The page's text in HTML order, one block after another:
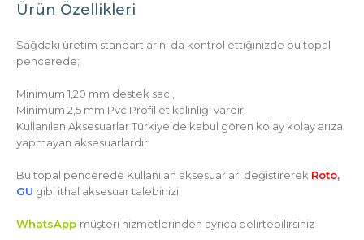
Ürün Özellikleri
Sağdaki üretim standartlarını da kontrol ettiğinizde bu topal
pencerede;
Minimum 1,20 mm destek sacı,
Minimum 2,5 mm Pvc Profil et kalınlığı vardır.
Kullanılan Aksesuarlar Türkiye’de kabul gören kolay kolay arıza
yapmayan aksesuarlardır.
Bu topal pencerede Kullanılan aksesuarları değiştirerek Roto,
GU gibi ithal aksesuar talebinizi
WhatsApp müşteri hizmetlerinden ayrıca belirtebilirsiniz .